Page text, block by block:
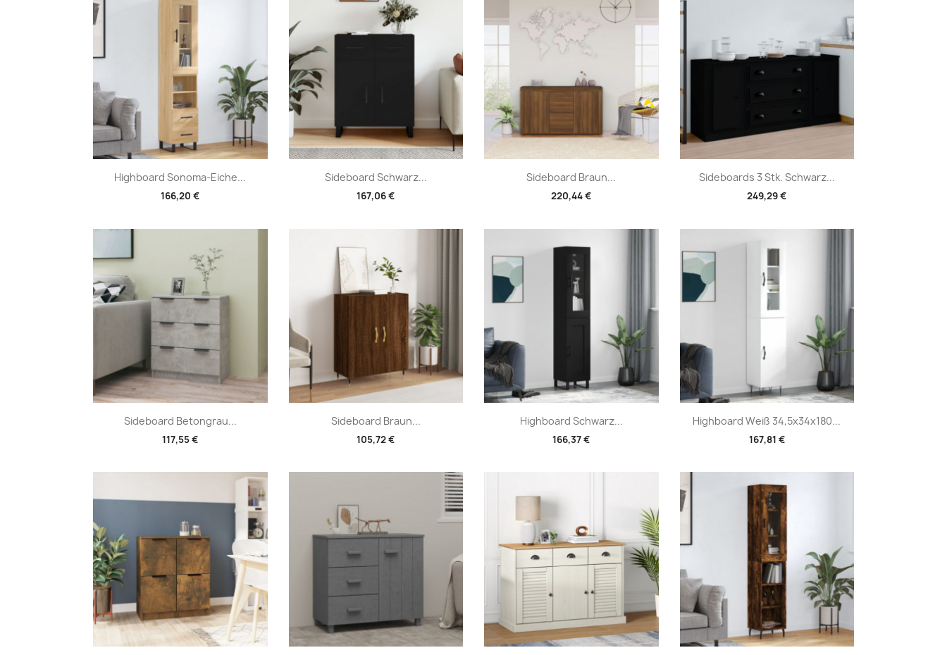
Highboard Sonoma-Eiche...
166,20 €
Vorschau Sideboard Schwarz...
167,06 €
Vorschau Sideboard Braun...
220,44 €
Vorschau Sideboards 3 Stk. Schwarz...
249,29 €
Vorschau
Sideboard Betongrau...
117,55 €
Vorschau Sideboard Braun...
105,72 €
Vorschau Highboard Schwarz...
166,37 €
Vorschau Highboard Weiß 34,5x34x180...
167,81 €
Vorschau